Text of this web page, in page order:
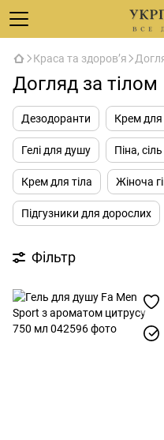
Краса та здоров’я
Догляд за тілом
Дезодоранти Крем для
Гелі для душу Піна,
Крем для тіла Жіноча
Підгузники для дорослих
Фільтр